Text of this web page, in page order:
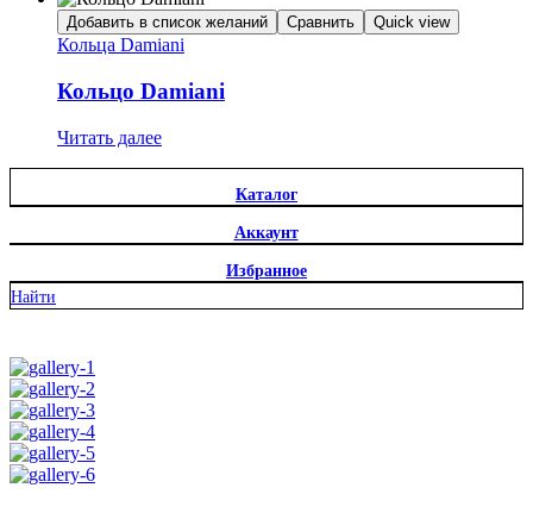
Добавить в список желаний Сравнить Quick view
Кольца Damiani
Кольцо Damiani
Читать далее
Каталог
Аккаунт
Избранное
Найти